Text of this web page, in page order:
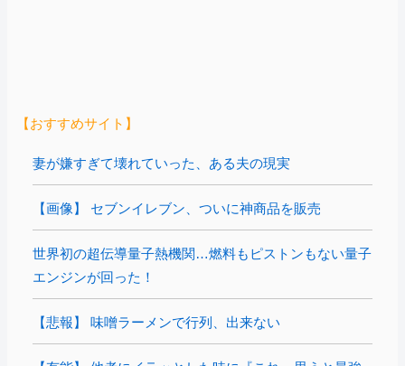
【おすすめサイト】
妻が嫌すぎて壊れていった、ある夫の現実
【画像】 セブンイレブン、ついに神商品を販売
世界初の超伝導量子熱機関…燃料もピストンもない量子
エンジンが回った！
【悲報】 味噌ラーメンで行列、出来ない